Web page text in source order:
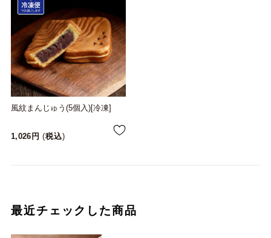
風紋まんじゅう(5個入)[冷凍]
1,026 税込
最近チェックした商品